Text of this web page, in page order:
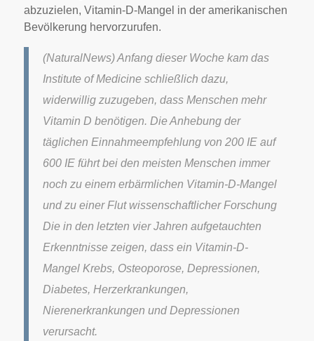
abzuzielen, Vitamin-D-Mangel in der amerikanischen
Bevölkerung hervorzurufen.
(NaturalNews) Anfang dieser Woche kam das
Institute of Medicine schließlich dazu,
widerwillig zuzugeben, dass Menschen mehr
Vitamin D benötigen. Die Anhebung der
täglichen Einnahmeempfehlung von 200 IE auf
600 IE führt bei den meisten Menschen immer
noch zu einem erbärmlichen Vitamin-D-Mangel
und zu einer Flut wissenschaftlicher Forschung
Die in den letzten vier Jahren aufgetauchten
Erkenntnisse zeigen, dass ein Vitamin-D-
Mangel Krebs, Osteoporose, Depressionen,
Diabetes, Herzerkrankungen,
Nierenerkrankungen und Depressionen
verursacht.